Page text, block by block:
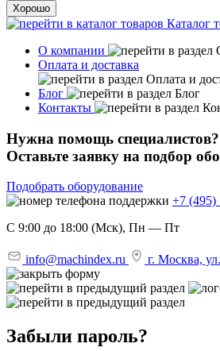
Хорошо
Каталог
О компании
Оплата и доставка
Блог
Контакты
Нужна помощь специалистов?
Оставьте заявку на подбор
Подобрать оборудование
+7 (495)
С 9:00 до 18:00 (Мск), Пн — Пт
info@machindex.ru г. Москва,
Забыли пароль?